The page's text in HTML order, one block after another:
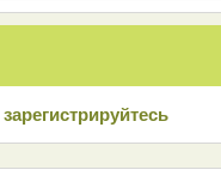
зарeгиcтрирyйтeсь